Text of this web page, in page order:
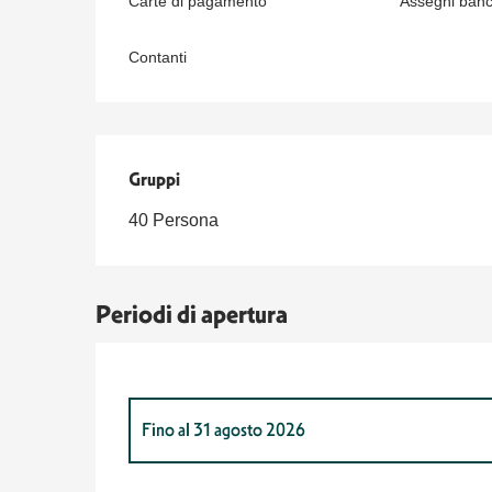
Contanti
Gruppi
Gruppi
40 Persona
Periodi di apertura
Fino al 31 agosto 2026